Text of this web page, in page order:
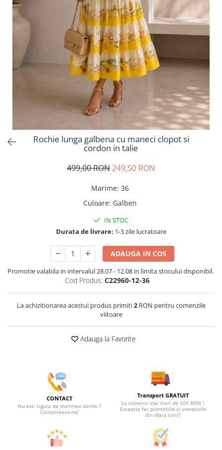
Tricouri si topuri
Rochii de eveniment
Rochie lunga galbena cu maneci clopot si
cordon in talie
499,00 RON249,50 RON
Marime: 36
Culoare: Galben
IN STOC
Durata de livrare: 1-3 zile lucratoare
ADAUGA IN COS
Promotie valabila in intervalul 28.07 - 12.08 in limita stocului disponibil.
Cod Produs: C22960-12-36
La achizitionarea acestui produs primiti2RON pentru comenzile
viitoare
Adauga la Favorite
CONTACT
Nu esti sigura de marimea dorita ?
Contacteaza-ne!
Transport GRATUIT
La comenzi mai mari de 500 RON !
Exceptie fac promotiile si comenzile
din afara tarii!!